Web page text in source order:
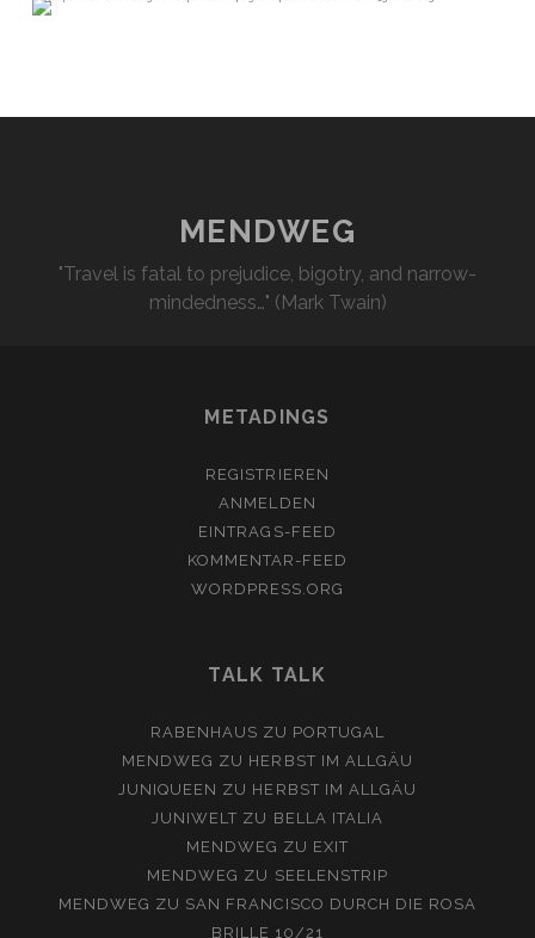
MENDWEG
"Travel is fatal to prejudice, bigotry, and narrow-
mindedness…" (Mark Twain)
METADINGS
REGISTRIEREN
ANMELDEN
EINTRAGS-FEED
KOMMENTAR-FEED
WORDPRESS.ORG
TALK TALK
RABENHAUS ZU PORTUGAL
MENDWEG ZU HERBST IM ALLGÄU
JUNIQUEEN ZU HERBST IM ALLGÄU
JUNIWELT ZU BELLA ITALIA
MENDWEG ZU EXIT
MENDWEG ZU SEELENSTRIP
MENDWEG ZU SAN FRANCISCO DURCH DIE ROSA
BRILLE 10/21